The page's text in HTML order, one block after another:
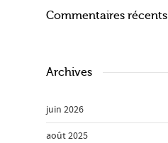
Commentaires récents
Archives
juin 2026
août 2025